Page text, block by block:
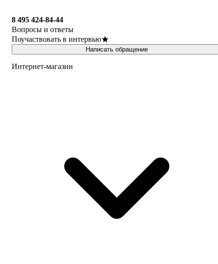
8 495 424-84-44
Вопросы и ответы
Поучаствовать в интервью
Написать обращение
Интернет-магазин